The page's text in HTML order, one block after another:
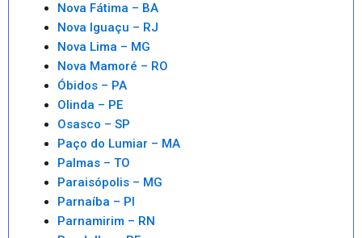
Nova Fátima – BA
Nova Iguaçu – RJ
Nova Lima – MG
Nova Mamoré – RO
Óbidos – PA
Olinda – PE
Osasco – SP
Paço do Lumiar – MA
Palmas – TO
Paraisópolis – MG
Parnaíba – PI
Parnamirim – RN